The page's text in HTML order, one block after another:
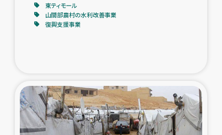
令和6年能登半島地震 緊急支援
タイ国境ミャンマー移民子ども支援
漁民によるマングローブ植林活動
東ティモール
山間部農村の水利改善事業
復興支援事業